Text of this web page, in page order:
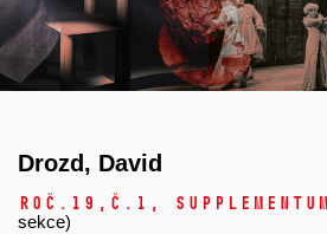
Drozd, David
Roč.19, č.1, Supplementum
sekce)